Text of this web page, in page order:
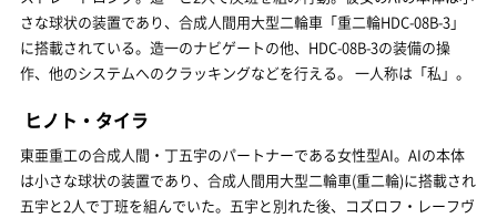
さな球状の装置であり、合成人間用大型二輪車「重二輪HDC-08B-3」
に搭載されている。造一のナビゲートの他、HDC-08B-3の装備の操
作、他のシステムへのクラッキングなどを行える。 一人称は「私」。
ヒノト・タイラ
東亜重工の合成人間・丁五宇のパートナーである女性型AI。AIの本体
は小さな球状の装置であり、合成人間用大型二輪車(重二輪)に搭載され
五宇と2人で丁班を組んでいた。五宇と別れた後、コズロフ・レーフヴ